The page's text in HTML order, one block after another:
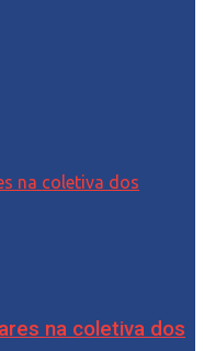
na coletiva dos